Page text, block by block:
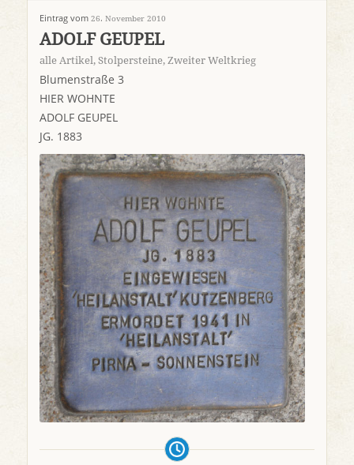
Eintrag vom 26. November 2010
ADOLF GEUPEL
alle Artikel, Stolpersteine, Zweiter Weltkrieg
Blumenstraße 3
HIER WOHNTE
ADOLF GEUPEL
JG. 1883